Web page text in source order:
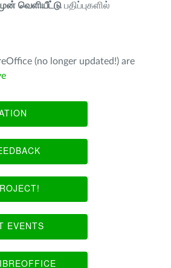
வெளியீட்டு பதிப்புகளில்
(no longer updated!) are
EVENTS